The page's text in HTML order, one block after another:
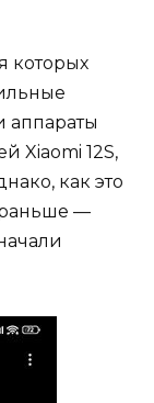
которых
аппараты
Xiaomi 12S,
как это
—